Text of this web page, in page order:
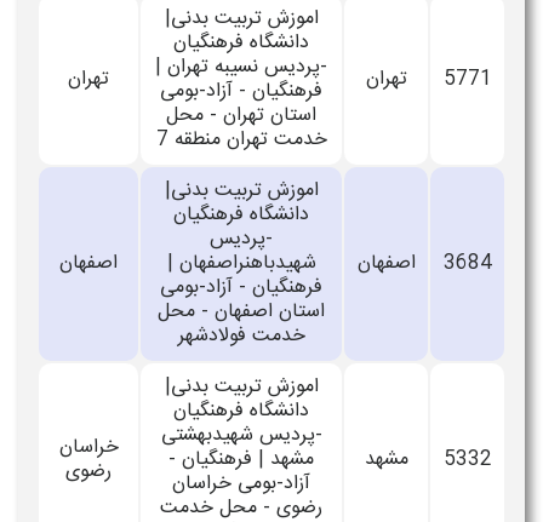
5771 تهران
اموزش تربیت بدنی|
دانشگاه فرهنگیان
-پردیس نسیبه تهران |
فرهنگیان - آزاد-بومی
استان تهران - محل
خدمت تهران منطقه 7
تهران
3684 اصفهان
اموزش تربیت بدنی|
دانشگاه فرهنگیان
-پردیس
شهیدباهنراصفهان |
فرهنگیان - آزاد-بومی
استان اصفهان - محل
خدمت فولادشهر
اصفهان
5332 مشهد
اموزش تربیت بدنی|
دانشگاه فرهنگیان
-پردیس شهیدبهشتی
مشهد | فرهنگیان -
آزاد-بومی خراسان
رضوی - محل خدمت
خراسان
رضوی